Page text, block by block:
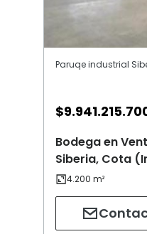
$
Bodega en
Siberia, Cota